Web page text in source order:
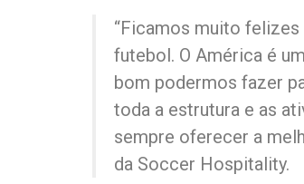
“Ficamos muito
futebol. O América é
bom podermos fazer
toda a estrutura e as
sempre oferecer a
da Soccer Hospitality.